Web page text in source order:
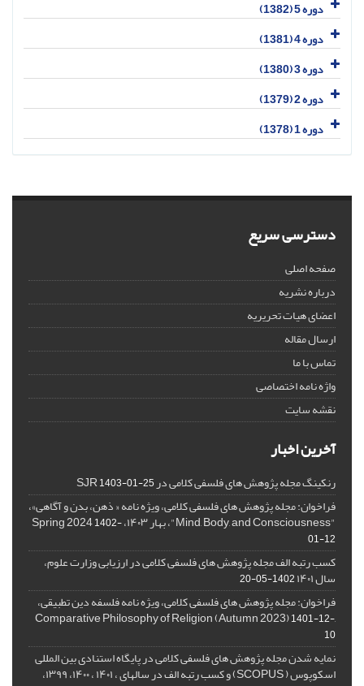
دوره 5 (1382)
دوره 4 (1381)
دوره 3 (1380)
دوره 2 (1379)
دوره 1 (1378)
دسترسی سریع
صفحه اصلی
درباره نشریه
اعضای هیات تحریریه
ارسال مقاله
تماس با ما
واژه نامه اختصاصی
نقشه سایت
آخرین اخبار
رنکینگ مجله پژوهش های فلسفی کلامی در SJR1403-01-25
فراخوان: مجله پژوهش های فلسفی کلامی، ویژه نامه « ذهن، بدن و آگاهی»،
"Mind, Body, and Consciousness"، بهار ۱۴۰۳، Spring 2024
1402-
01-12
کسب رتبه الف مجله پژوهش های فلسفی کلامی در ارزیابی وزارت علوم،
سال ۱۴۰۱ 1402-05-20
فراخوان: مجله پژوهش های فلسفی کلامی، ویژه نامه فلسفه دین تطبیقی،
,Comparative Philosophy of Religion (Autumn 2023)
1401-12-
10
نمایه شدن مجله پژوهش های فلسفی کلامی در پایگاه استنادی بین المللی
اسکوپوس ( SCOPUS) و کسب رتبه الف در سالهای ، ۱۴۰۱ ، ۱۴۰۰، ۱۳۹۹،